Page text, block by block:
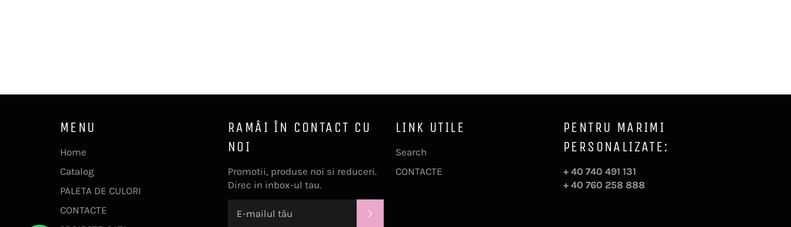
MENU
Home
Catalog
PALETA DE CULORI
CONTACTE
RAMÂI ÎN CONTACT CU
NOI
Promotii, produse noi si reduceri.
Direc in inbox-ul tau.
LINK UTILE
Search
CONTACTE
PENTRU MARIMI
PERSONALIZATE:
+ 40 740 491 131
+ 40 760 258 888